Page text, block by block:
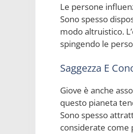
Le persone
Sono spesso
modo altruistico.
spingendo le
Saggezza E
Giove è anche
questo pianeta
Sono spesso
considerate come